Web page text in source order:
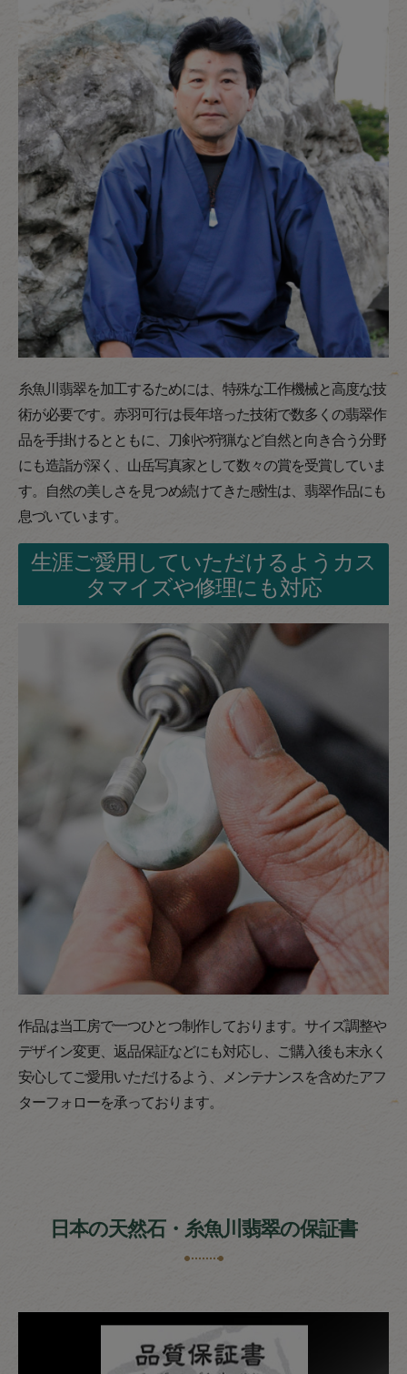
糸魚川翡翠を加工するためには、特殊な工作機械と高度な技
術が必要です。赤羽可行は長年培った技術で数多くの翡翠作
品を手掛けるとともに、刀剣や狩猟など自然と向き合う分野
にも造詣が深く、山岳写真家として数々の賞を受賞していま
す。自然の美しさを見つめ続けてきた感性は、翡翠作品にも
息づいています。
生涯ご愛用していただけるようカス
タマイズや修理にも対応
作品は当工房で一つひとつ制作しております。サイズ調整や
デザイン変更、返品保証などにも対応し、ご購入後も末永く
安心してご愛用いただけるよう、メンテナンスを含めたアフ
ターフォローを承っております。
日本の天然石・糸魚川翡翠の保証書